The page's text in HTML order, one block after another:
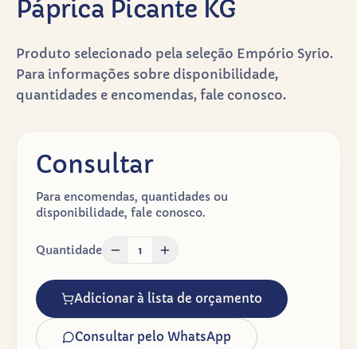
Páprica Picante KG
Produto selecionado pela seleção Empório Syrio.
Para informações sobre disponibilidade,
quantidades e encomendas, fale conosco.
Consultar
Para encomendas, quantidades ou
disponibilidade, fale conosco.
Quantidade 1
Adicionar à lista de orçamento
Consultar pelo WhatsApp